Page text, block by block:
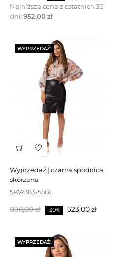
podstawowa
Najniższa cena z ostatnich 30
dni: 952,00 zł
WYPRZEDAŻ!
wyprzedaż | czarna spódnica
skórzana
SKW383-55BL
Cena
890,00 zł -30% Cena
623,00 zł
WYPRZEDAŻ!